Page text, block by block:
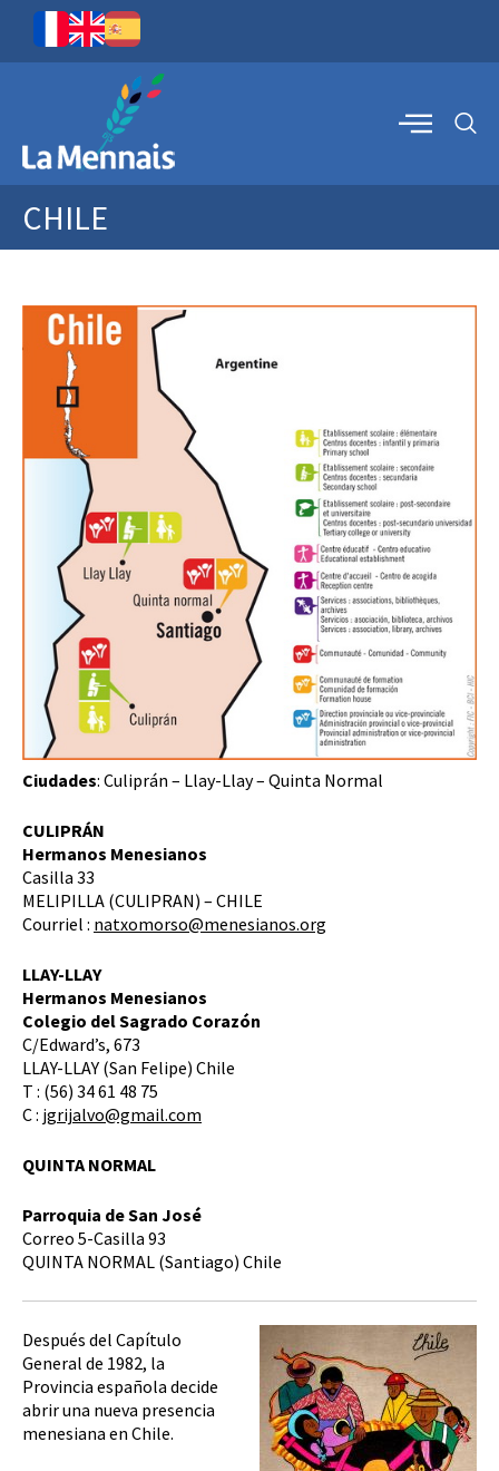
CHILE
Ciudades: Culiprán – Llay-Llay – Quinta Normal
CULIPRÁN
Hermanos Menesianos
Casilla 33
MELIPILLA (CULIPRAN) – CHILE
Courriel : natxomorso@menesianos.org
LLAY-LLAY
Hermanos Menesianos
Colegio del Sagrado Corazón
C/Edward’s, 673
LLAY-LLAY (San Felipe) Chile
T : (56) 34 61 48 75
C : jgrijalvo@gmail.com
QUINTA NORMAL
Parroquia de San José
Correo 5-Casilla 93
QUINTA NORMAL (Santiago) Chile
Después del Capítulo
General de 1982, la
Provincia española decide
abrir una nueva presencia
menesiana en Chile.